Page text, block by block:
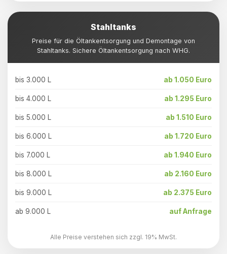
Stahltanks
Preise für die Öltankentsorgung und Demontage von
Stahltanks. Sichere Öltankentsorgung nach WHG.
bis 3.000 L ab 1.050 Euro
bis 4.000 L ab 1.295 Euro
bis 5.000 L ab 1.510 Euro
bis 6.000 L ab 1.720 Euro
bis 7.000 L ab 1.940 Euro
bis 8.000 L ab 2.160 Euro
bis 9.000 L ab 2.375 Euro
ab 9.000 L auf Anfrage
Alle Preise verstehen sich zzgl. 19% MwSt.